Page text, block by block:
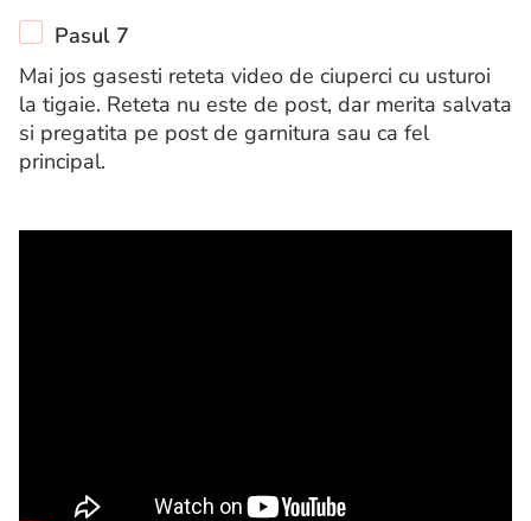
Pasul 7
Mai jos gasesti reteta video de ciuperci cu usturoi
la tigaie. Reteta nu este de post, dar merita salvata
si pregatita pe post de garnitura sau ca fel
principal.